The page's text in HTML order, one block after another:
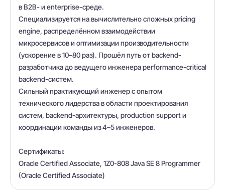
в B2B- и enterprise-среде.
Специализируется на вычислительно сложных pricing
engine, распределённом взаимодействии
микросервисов и оптимизации производительности
(ускорение в 10–80 раз). Прошёл путь от backend-
разработчика до ведущего инженера performance-critical
backend-систем.
Сильный практикующий инженер с опытом
технического лидерства в области проектирования
систем, backend-архитектуры, production support и
координации команды из 4–5 инженеров.
Сертификаты:
Oracle Certified Associate, 1Z0-808 Java SE 8 Programmer
(Oracle Certified Associate)